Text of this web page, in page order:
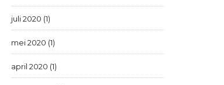
juli 2020 (1)
mei 2020 (1)
april 2020 (1)